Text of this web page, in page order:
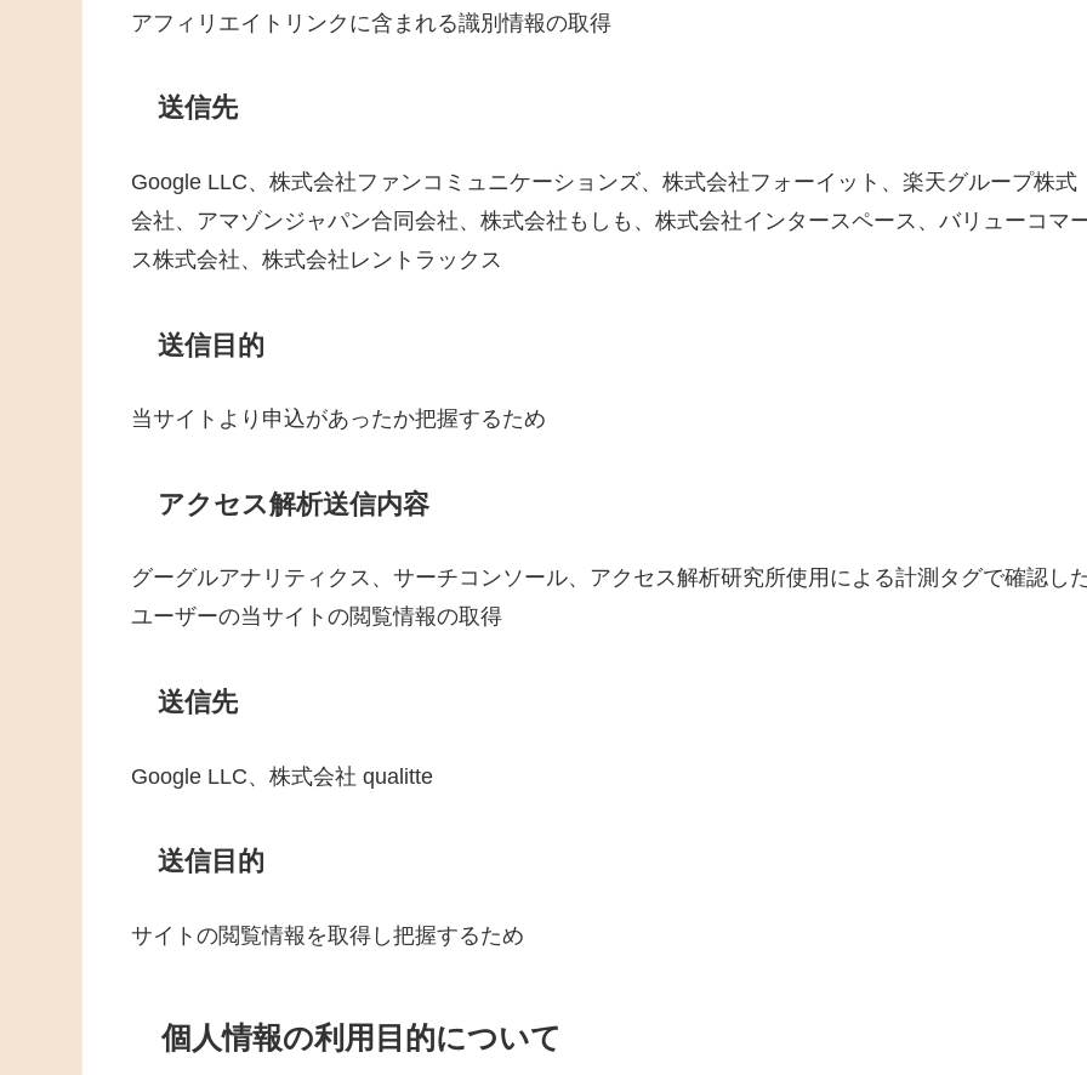
アフィリエイトリンクに含まれる識別情報の取得
送信先
Google LLC、株式会社ファンコミュニケーションズ、株式会社フォーイット、楽天グループ株式
会社、アマゾンジャパン合同会社、株式会社もしも、株式会社インタースペース、バリューコマ
ス株式会社、株式会社レントラックス
送信目的
当サイトより申込があったか把握するため
アクセス解析送信内容
グーグルアナリティクス、サーチコンソール、アクセス解析研究所使用による計測タグで確認し
ユーザーの当サイトの閲覧情報の取得
送信先
Google LLC、株式会社 qualitte
送信目的
サイトの閲覧情報を取得し把握するため
個人情報の利用目的について